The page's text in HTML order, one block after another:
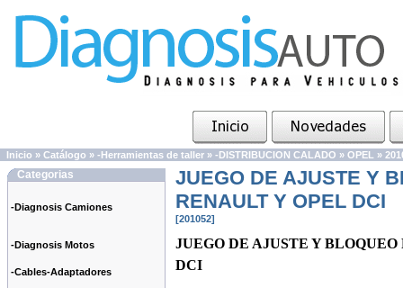
Inicio » Catálogo » -Herramientas de taller » -DISTRIBUCION CALADO » OPEL »
Categorias
-Diagnosis Camiones
-Diagnosis Motos
-Cables-Adaptadores
JUEGO DE AJUSTE Y
RENAULT Y OPEL DCI
[201052]
JUEGO DE AJUSTE Y
DCI